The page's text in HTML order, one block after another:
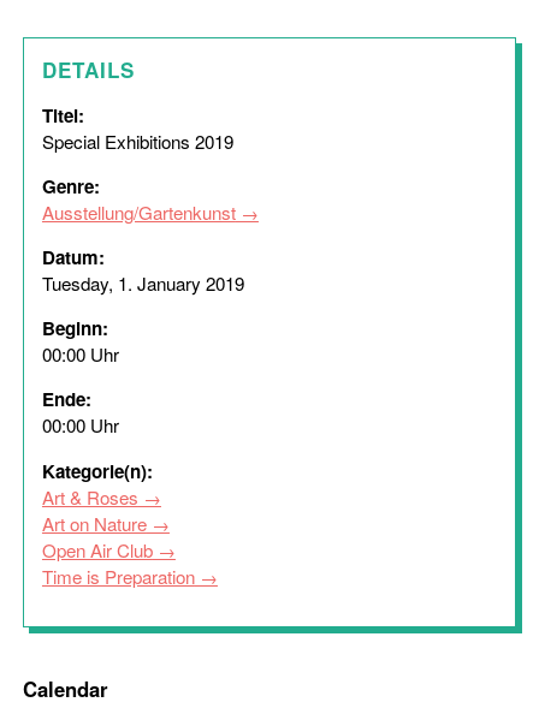
DETAILS
Titel:
Special Exhibitions 2019
Genre:
Ausstellung/Gartenkunst
Datum:
Tuesday, 1. January 2019
Beginn:
00:00 Uhr
Ende:
00:00 Uhr
Kategorie(n):
Art & Roses
Art on Nature
Open Air Club
Time is Preparation
Calendar